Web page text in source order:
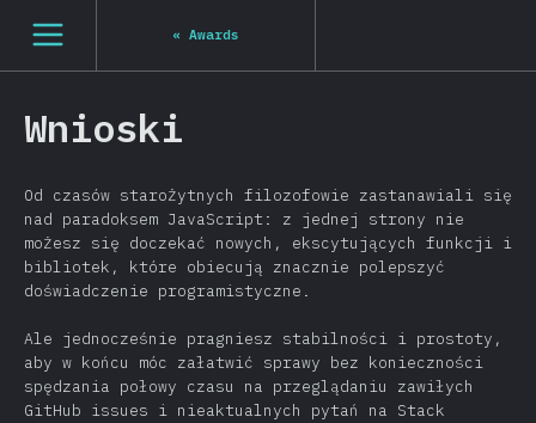
[pl-PL] general.open_nav
« Awards
Wnioski
Od czasów starożytnych filozofowie zastanawiali się
nad paradoksem JavaScript: z jednej strony nie
możesz się doczekać nowych, ekscytujących funkcji i
bibliotek, które obiecują znacznie polepszyć
doświadczenie programistyczne.
Ale jednocześnie pragniesz stabilności i prostoty,
aby w końcu móc załatwić sprawy bez konieczności
spędzania połowy czasu na przeglądaniu zawiłych
GitHub issues i nieaktualnych pytań na Stack